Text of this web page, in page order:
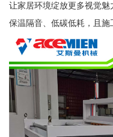
让家居环境绽放更多视觉魅
保温隔音、低碳低耗，且施